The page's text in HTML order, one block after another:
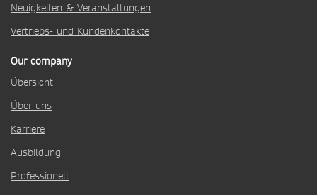
Neuigkeiten & Veranstaltungen
Vertriebs- und Kundenkontakte
Our company
Übersicht
Über uns
Karriere
Ausbildung
Professionell